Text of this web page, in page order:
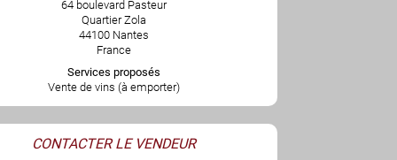
64 boulevard Pasteur
Quartier Zola
44100 Nantes
France
Services proposés
Vente de vins (à emporter)
CONTACTER LE VENDEUR